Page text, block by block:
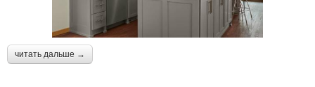
читать дальше →